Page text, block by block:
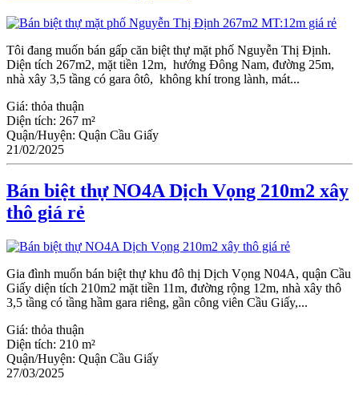
Tôi đang muốn bán gấp căn biệt thự mặt phố Nguyễn Thị Định.
Diện tích 267m2, mặt tiền 12m, hướng Đông Nam, đường 25m,
nhà xây 3,5 tầng có gara ôtô, không khí trong lành, mát...
Giá: thỏa thuận
Diện tích: 267 m²
Quận/Huyện: Quận Cầu Giấy
21/02/2025
Bán biệt thự NO4A Dịch Vọng 210m2 xây
thô giá rẻ
Gia đình muốn bán biệt thự khu đô thị Dịch Vọng N04A, quận Cầu
Giấy diện tích 210m2 mặt tiền 11m, đường rộng 12m, nhà xây thô
3,5 tầng có tầng hầm gara riêng, gần công viên Cầu Giấy,...
Giá: thỏa thuận
Diện tích: 210 m²
Quận/Huyện: Quận Cầu Giấy
27/03/2025